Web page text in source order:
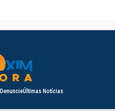
DenuncieÚltimas Notícias